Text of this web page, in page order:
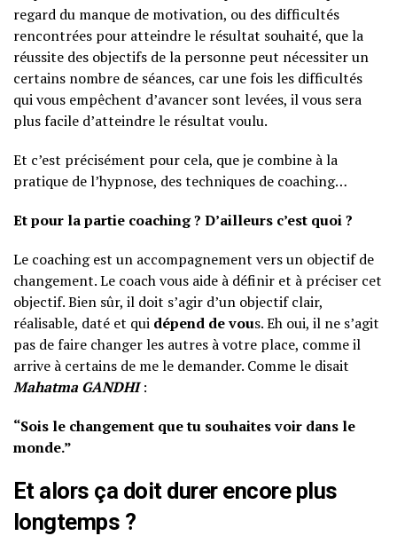
regard du manque de motivation, ou des difficultés
rencontrées pour atteindre le résultat souhaité, que la
réussite des objectifs de la personne peut nécessiter un
certains nombre de séances, car une fois les difficultés
qui vous empêchent d’avancer sont levées, il vous sera
plus facile d’atteindre le résultat voulu.
Et c’est précisément pour cela, que je combine à la
pratique de l’hypnose, des techniques de coaching…
Et pour la partie coaching ? D’ailleurs c’est quoi ?
Le coaching est un accompagnement vers un objectif de
changement. Le coach vous aide à définir et à préciser cet
objectif. Bien sûr, il doit s’agir d’un objectif clair,
réalisable, daté et qui dépend de vous. Eh oui, il ne s’agit
pas de faire changer les autres à votre place, comme il
arrive à certains de me le demander. Comme le disait
Mahatma GANDHI:
“Sois le changement que tu souhaites voir dans le
monde.”
Et alors ça doit durer encore plus
longtemps ?